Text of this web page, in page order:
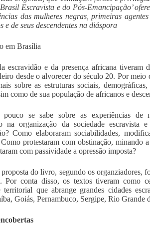
Escravista e do Pós-Emancipação’
das mulheres negras, primeiras
e de seus descendentes na diáspora
em Brasília
escravidão e da presença africana tiveram
desde o alvorecer do século 20. Por meio
sobre as estruturas sociais,
como de sua população de africanos e
pouco se sabe sobre as experiências de
na organização da sociedade escravista
Como elaboraram sociabilidades,
protestaram com obstinação, minando
com passividade a opressão imposta?
do livro, segundo os organziadores,
Por conta disso, os textos tiveram como
territorial que abrange grandes cidades
Goiás, Pernambuco, Sergipe, Rio Grande